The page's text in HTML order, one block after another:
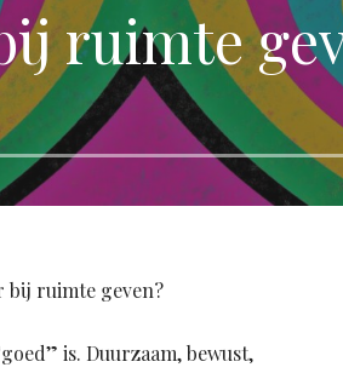
ruimte
bij ruimte geven?
is. Duurzaam, bewust,